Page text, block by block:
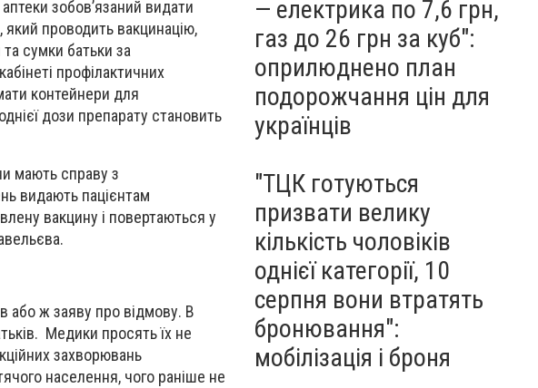
зобов’язаний видати
проводить вакцинацію,
сумки батьки за
профілактичних
контейнери для
дози препарату становить
мають справу з
видають пацієнтам
вакцину і повертаються у
або ж заяву про відмову. В
Медики просять їх не
захворювань
населення, чого раніше не
— електрика по 7,6 грн,
газ до 26 грн за куб":
оприлюднено план
подорожчання цін для
українців
"ТЦК готуються
призвати велику
кількість чоловіків
однієї категорії, 10
серпня вони втратять
бронювання":
мобілізація і броня